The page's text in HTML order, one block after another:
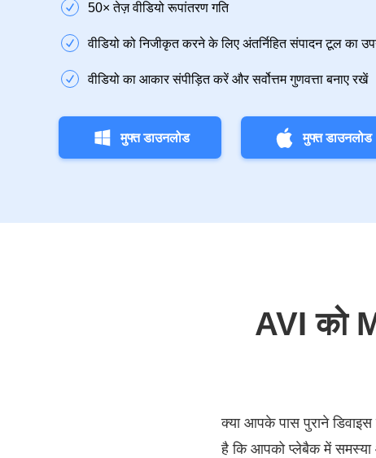
50× तेज़ वीडियो रूपांतरण गति
वीडियो को निजीकृत करने के लिए अंतर्निहित संपादन टूल का
वीडियो का आकार संपीड़ित करें और सर्वोत्तम गुणवत्ता बनाए रखें
मुफ्त डाउनलोड मुफ्त डाउनलोड
AVI को
क्या आपके पास पुराने डिवाइस
है कि आपको प्लेबैक में